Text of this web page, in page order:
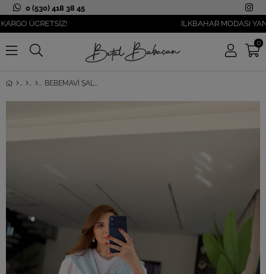
0 (530) 418 38 45
ÜCRETSİZ!
İLKBAHAR MODASI
0
BEBEMAVI ŞAL GÖRÜNÜMLÜ T-SHIRT